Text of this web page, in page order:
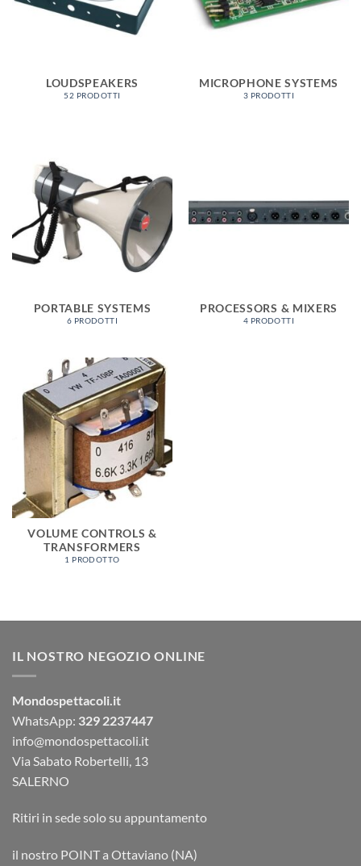
LOUDSPEAKERS
52 PRODOTTI
MICROPHONE SYSTEMS
3 PRODOTTI
PORTABLE SYSTEMS
6 PRODOTTI
PROCESSORS & MIXERS
4 PRODOTTI
VOLUME CONTROLS &
TRANSFORMERS
1 PRODOTTO
IL NOSTRO NEGOZIO ONLINE
Mondospettacoli.it
WhatsApp: 329 2237447
info@mondospettacoli.it
Via Sabato Robertelli, 13
SALERNO
Ritiri in sede solo su appuntamento
il nostro POINT a Ottaviano (NA)